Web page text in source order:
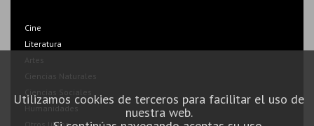
Utilizamos cookies de terceros para facilitar el uso de
nuestra web.
Cine
Literatura
Artes
Ciencias Naturales
Ciencias Sociales
Humanidades
Otros libros